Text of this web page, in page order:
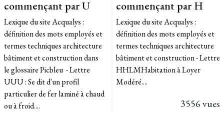
commençant par U
Lexique du site Acqualys :
définition des mots employés et
termes techniques architecture
bâtiment et construction dans
le glossaire Picbleu - Lettre
UUU : Se dit d'un profil
particulier de fer laminé à chaud
ou à froid....
commençant par H
Lexique du site Acqualys :
définition des mots employés et
termes techniques architecture
bâtiment et construction - Lettre
HHLMHabitation à Loyer
Modéré....
3556 vues